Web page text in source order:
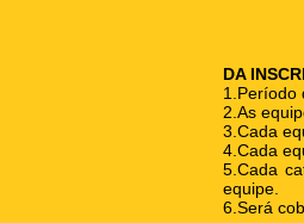
DA
1.Período
2.As
3.Cada
4.Cada
5.Cada
equipe.
6.Será